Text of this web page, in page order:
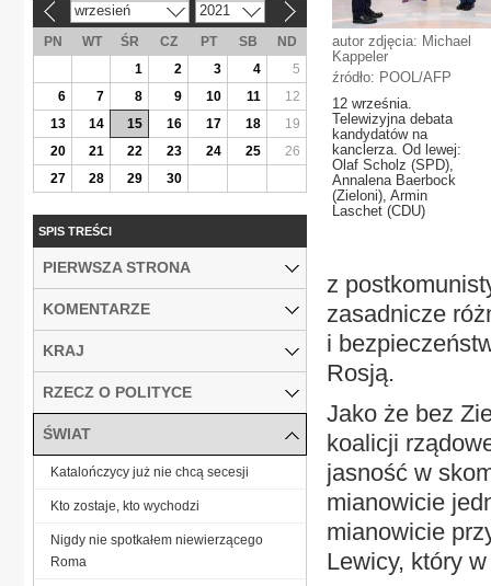
autor zdjęcia: Michael
Kappeler
źródło: POOL/AFP
12 września.
Telewizyjna debata
kandydatów na
kanclerza. Od lewej:
Olaf Scholz (SPD),
Annalena Baerbock
(Zieloni), Armin
Laschet (CDU)
z
zasadnicze
i
Rosją.
Jako że bez
koalicji
jasność w
mianowicie
mianowicie
Lewicy, który
wrzesień 2021
PN WT ŚR CZ PT SB
ND
1
2 3 4
5
6
7 8 9 10 11
12
13
14 15 16 17 18
19
20
21 22 23 24 25
26
27
28 29 30
SPIS TREŚCI
PIERWSZA STRONA
KOMENTARZE
KRAJ
RZECZ O POLITYCE
ŚWIAT
Katalończycy już nie chcą secesji
Kto zostaje, kto wychodzi
Nigdy nie spotkałem niewierzącego
Roma